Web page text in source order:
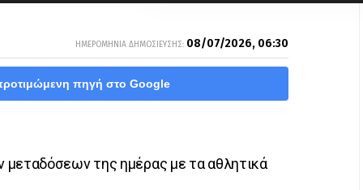
ΗΜΕΡΟΜΗΝΙΑ ΔΗΜΟΣΙΕΥΣΗΣ: 08/07/2026, 06:30
πηγή στο Google
της ημέρας με τα αθλητικά